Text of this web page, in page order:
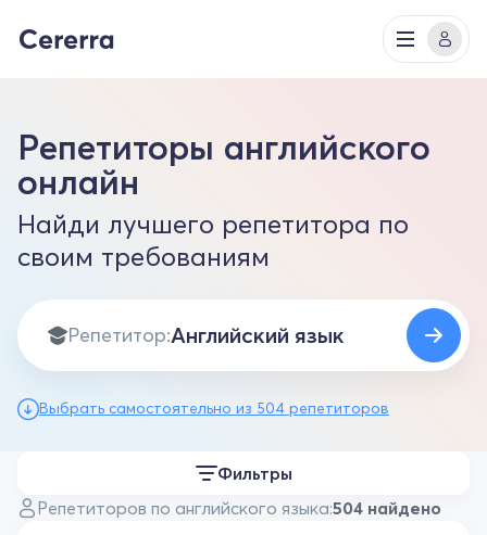
Репетиторы английского
онлайн
Найди лучшего репетитора по
своим требованиям
Репетитор:
Выбрать самостоятельно из 504 репетиторов
Репетиторов по английского языка:504 найдено
Фильтры